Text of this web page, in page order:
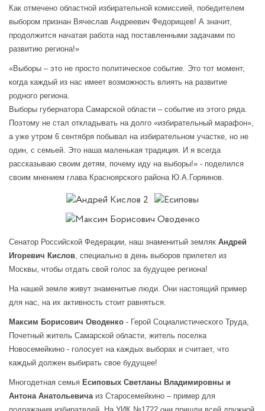
Как отмечено областной избирательной комиссией, победителем
выбором признан Вячеслав Андреевич Федорищев! А значит,
продолжится начатая работа над поставленными задачами по
развитию региона!»
«Выборы – это не просто политическое событие. Это тот момент,
когда каждый из нас имеет возможность влиять на развитие
родного региона.
Выборы губернатора Самарской области – событие из этого ряда.
Поэтому не стал откладывать на долго «избирательный марафон»,
а уже утром 6 сентября побывал на избирательном участке, но не
один, с семьей. Это наша маленькая традиция. И я всегда
рассказываю своим детям, почему иду на выборы!» - поделился
своим мнением глава Красноярского района Ю.А.Горяинов.
Сенатор Российской Федерации, наш знаменитый земляк Андрей
Игоревич Кислов, специально в день выборов прилетел из
Москвы, чтобы отдать свой голос за будущее региона!
На нашей земле живут знаменитые люди. Они настоящий пример
для нас, на их активность стоит равняться.
Максим Борисович Оводенко - Герой Социалистического Труда,
Почетный житель Самарской области, житель поселка
Новосемейкино - голосует на каждых выборах и считает, что
каждый должен выбирать свое будущее!
Многодетная семья Есиповых Светланы Владимировны и
Антона Анатольевичаиз Старосемейкино – пример для